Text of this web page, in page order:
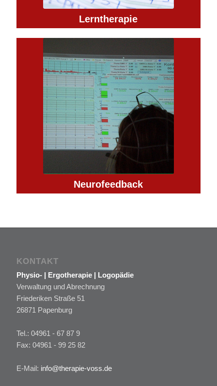
Lerntherapie
Neurofeedback
KONTAKT
Physio- | Ergotherapie | Logopädie
Verwaltung und Abrechnung
Friederiken Straße 51
26871 Papenburg
Tel.: 04961 - 67 87 9
Fax: 04961 - 99 25 82
E-Mail: info@therapie-voss.de